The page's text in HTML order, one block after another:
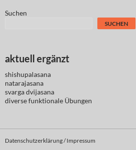
Suchen
SUCHEN
aktuell ergänzt
shishupalasana
natarajasana
svarga dvijasana
diversefunktionale Übungen
Datenschutzerklärung / Impressum